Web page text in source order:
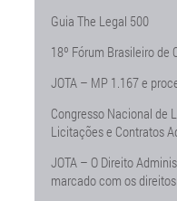
Guia The Legal 500
18º Fórum Brasileiro de
JOTA – MP 1.167 e
Congresso Nacional de
Licitações e Contratos
JOTA – O Direito
marcado com os